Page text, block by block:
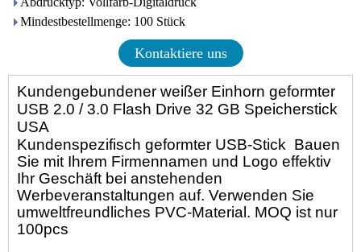
Mindestbestellmenge: 100 Stück
Kontaktiere uns
Kundengebundener weißer Einhorn geformter
USB 2.0 / 3.0 Flash Drive 32 GB Speicherstick
USA
Kundenspezifisch geformter USB-Stick Bauen
Sie mit Ihrem Firmennamen und Logo effektiv
Ihr Geschäft bei anstehenden
Werbeveranstaltungen auf. Verwenden Sie
umweltfreundliches PVC-Material. MOQ ist nur
100pcs